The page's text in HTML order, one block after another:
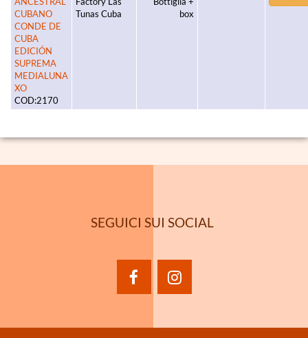
CUBANO
CONDE DE
CUBA
EDICIÓN
SUPREMA
MEDIALUNA
XO
COD:2170
Tunas Cuba
box
SEGUICI SUI SOCIAL
facebookinstagram